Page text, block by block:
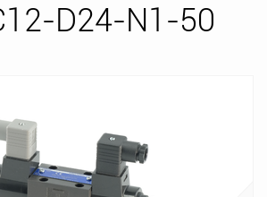
D24-N1-50